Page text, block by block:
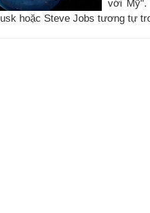
với Mỹ".
hoặc Steve Jobs tương tự